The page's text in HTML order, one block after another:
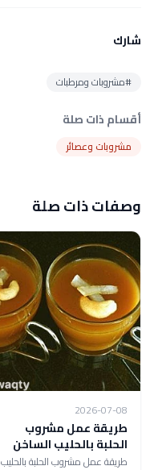
شارك
#مشروبات ومرطبات
أقسام ذات صلة
مشروبات وعصائر
وصفات ذات صلة
2026-07-08
طريقة عمل مشروب
الحلبة بالحليب الساخن
طريقة عمل مشروب الحلبة بالحليب